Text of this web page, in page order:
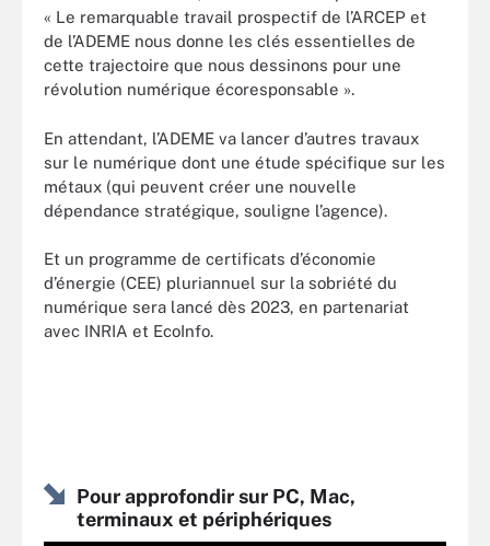
« Le remarquable travail prospectif de l’ARCEP et
de l’ADEME nous donne les clés essentielles de
cette trajectoire que nous dessinons pour une
révolution numérique écoresponsable ».
En attendant, l’ADEME va lancer d’autres travaux
sur le numérique dont une étude spécifique sur les
métaux (qui peuvent créer une nouvelle
dépendance stratégique, souligne l’agence).
Et un programme de certificats d’économie
d’énergie (CEE) pluriannuel sur la sobriété du
numérique sera lancé dès 2023, en partenariat
avec INRIA et EcoInfo.
Pour approfondir sur PC, Mac,
terminaux et périphériques